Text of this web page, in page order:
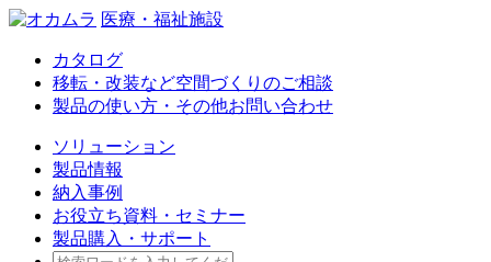
医療・福祉施設
カタログ
移転・改装など空間づくりのご相談
製品の使い方・その他お問い合わせ
ソリューション
製品情報
納入事例
お役立ち資料・セミナー
製品購入・サポート